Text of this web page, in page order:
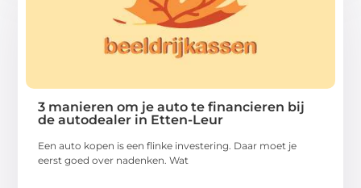
3 manieren om je auto te financieren bij
de autodealer in Etten-Leur
Een auto kopen is een flinke investering. Daar moet je
eerst goed over nadenken. Wat